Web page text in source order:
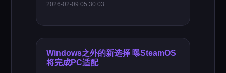
2026-02-09 05:30:03
Windows之外的新选择 曝SteamOS
将完成PC适配